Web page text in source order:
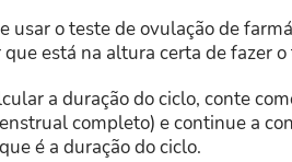
usar o teste de ovulação de
está na altura certa de fazer o
a duração do ciclo, conte
completo) e continue a
é a duração do ciclo.